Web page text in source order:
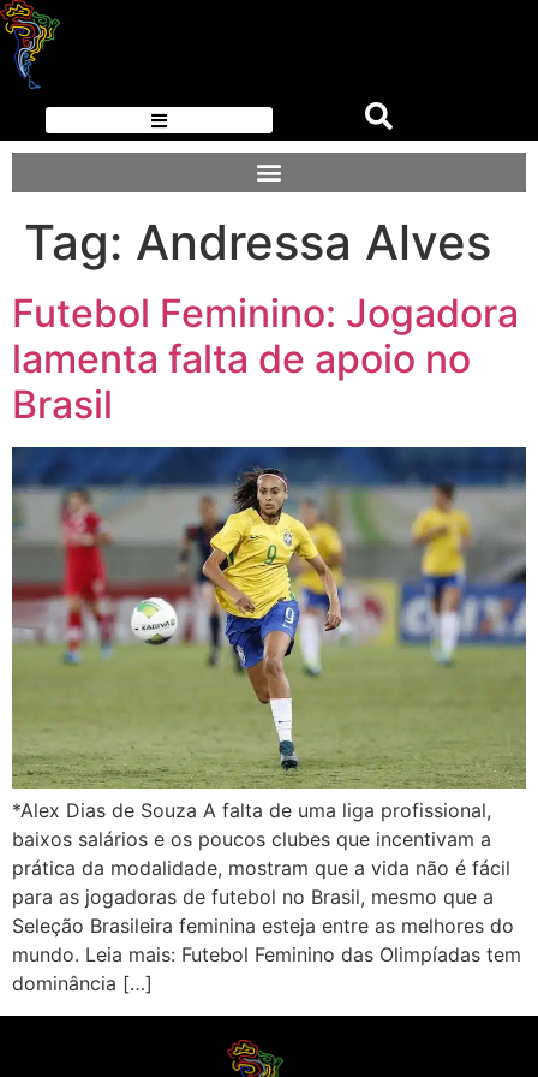
Tag: Andressa Alves
Futebol Feminino: Jogadora
lamenta falta de apoio no
Brasil
*Alex Dias de Souza A falta de uma liga profissional,
baixos salários e os poucos clubes que incentivam a
prática da modalidade, mostram que a vida não é fácil
para as jogadoras de futebol no Brasil, mesmo que a
Seleção Brasileira feminina esteja entre as melhores do
mundo. Leia mais: Futebol Feminino das Olimpíadas tem
dominância […]